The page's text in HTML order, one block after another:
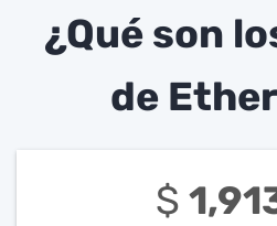
¿Qué son
de
$